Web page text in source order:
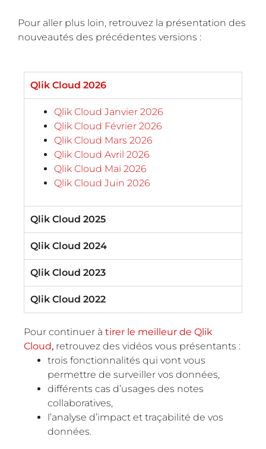
Pour aller plus loin, retrouvez la présentation des
nouveautés des précédentes versions :
Qlik Cloud 2026
Qlik Cloud Janvier 2026
Qlik Cloud Février 2026
Qlik Cloud Mars 2026
Qlik Cloud Avril 2026
Qlik Cloud Mai 2026
Qlik Cloud Juin 2026
Qlik Cloud 2025
Qlik Cloud 2024
Qlik Cloud 2023
Qlik Cloud 2022
Pour continuer à tirer le meilleur de Qlik
Cloud, retrouvez des vidéos vous présentants :
trois fonctionnalités qui vont vous
permettre de surveiller vos données,
différents cas d’usages des notes
collaboratives,
l’analyse d’impact et traçabilité de vos
données.